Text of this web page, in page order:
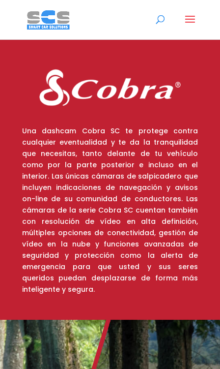
Una dashcam Cobra SC te protege contra
cualquier eventualidad y te da la tranquilidad
que necesitas, tanto delante de tu vehículo
como por la parte posterior e incluso en el
interior. Las únicas cámaras de salpicadero que
incluyen indicaciones de navegación y avisos
on-line de su comunidad de conductores. Las
cámaras de la serie Cobra SC cuentan también
con resolución de vídeo en alta definición,
múltiples opciones de conectividad, gestión de
vídeo en la nube y funciones avanzadas de
seguridad y protección como la alerta de
emergencia para que usted y sus seres
queridos puedan desplazarse de forma más
inteligente y segura.